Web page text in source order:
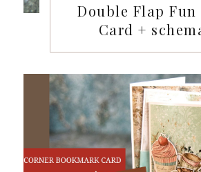
Double Flap Fun
Card +